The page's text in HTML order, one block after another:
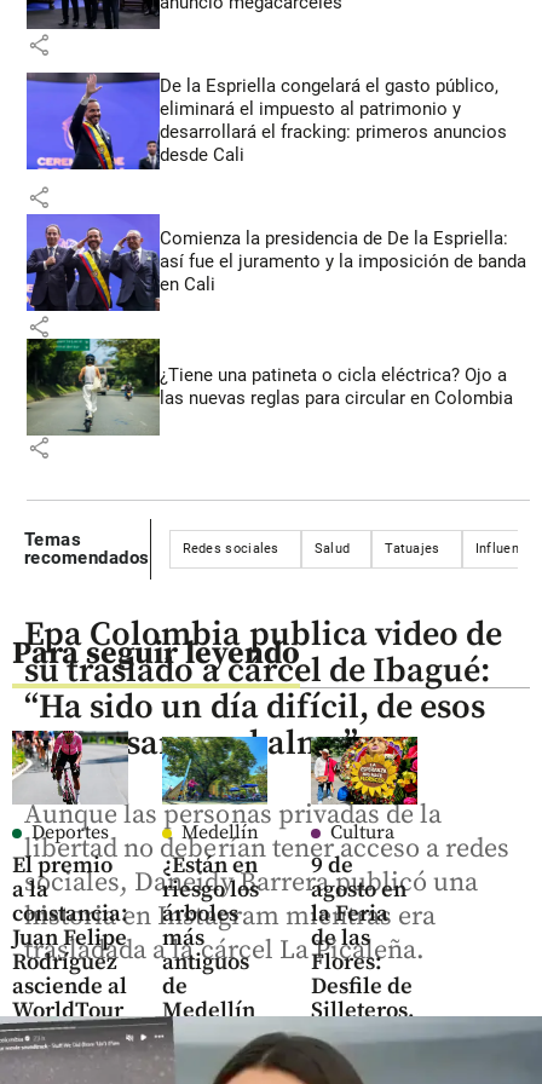
share
De la Espriella congelará el gasto público,
eliminará el impuesto al patrimonio y
desarrollará el fracking: primeros anuncios
desde Cali
share
Comienza la presidencia de De la Espriella:
así fue el juramento y la imposición de banda
en Cali
share
¿Tiene una patineta o cicla eléctrica? Ojo a
las nuevas reglas para circular en Colombia
share
Temas
recomendados
Redes sociales Salud Tatuajes Influencer
Para seguir leyendo
Deportes
El premio
a la
constancia:
Juan Felipe
Rodríguez
asciende al
WorldTour
con el EF
Education
Medellín
¿Están en
riesgo los
árboles
más
antiguos
de
Medellín
por
climas
Cultura
9 de
agosto en
la Feria
de las
Flores:
Desfile de
Silleteros,
Plaza de
Flores y el
Epa Colombia publica video de
su traslado a cárcel de Ibagué:
“Ha sido un día difícil, de esos
que pesan en el alma”
Aunque las personas privadas de la
libertad no deberían tener acceso a redes
sociales, Daneidy Barrera publicó una
historia en Instagram mientras era
trasladada a la cárcel La Picaleña.